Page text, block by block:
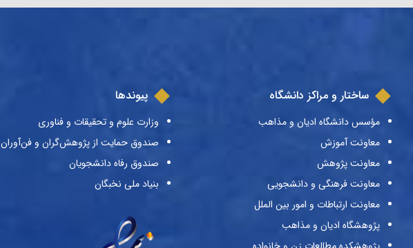
ساختار و مراکز دانشگاه
مؤسس دانشگاه ادیان و مذاهب
معاونت آموزش
معاونت پژوهش
معاونت فرهنگی و دانشجویی
معاونت ارتباطات و امور بین الملل
پژوهشگاه ادیان و مذاهب
پیوندها
وزارت علوم و تحقیقات و فناوری
صندوق حمایت از پژوهش‌گران و فن‌آوران
صندوق رفاه دانشجویان
بنیاد ملی نخبگان